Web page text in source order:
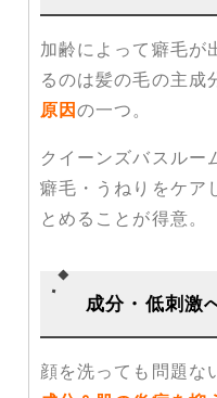
加齢によって癖毛が
るのは髪の毛の主成
原因 の一つ。
クイーンズバスルー
癖毛・うねりをケア
とめることが得意。
成分・低刺激
顔を洗っても問題な